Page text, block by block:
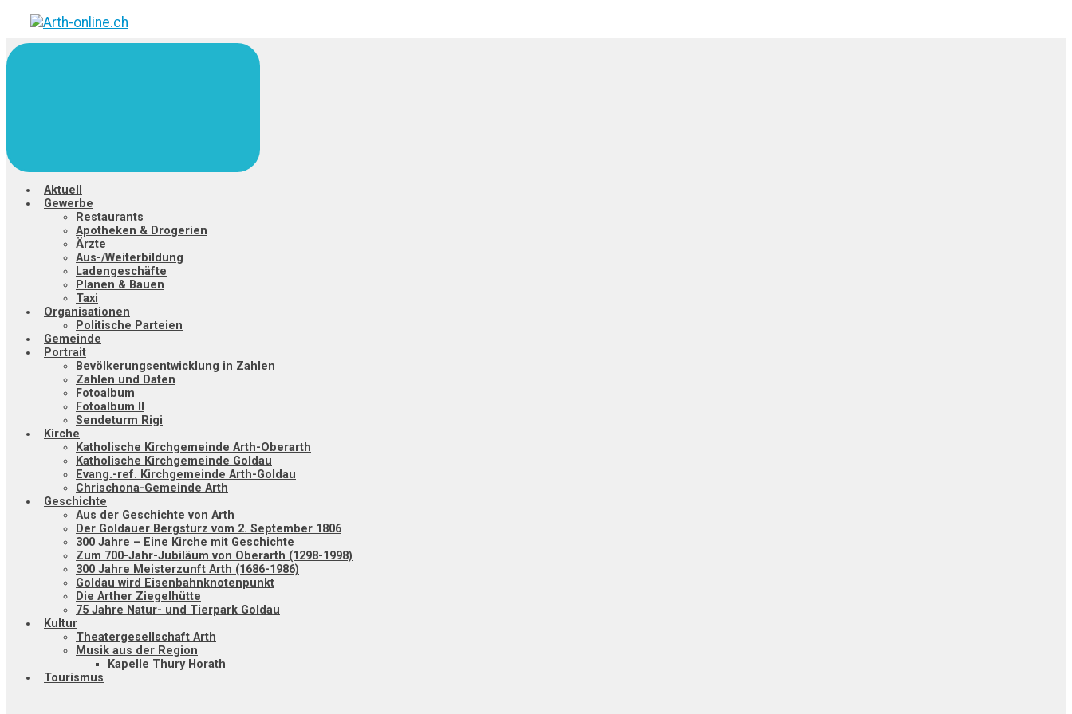
Zum
Hauptinhalt
springen
Aktuell
Gewerbe
Restaurants
Apotheken & Drogerien
Ärzte
Aus-/Weiterbildung
Ladengeschäfte
Planen & Bauen
Taxi
Organisationen
Politische Parteien
Gemeinde
Portrait
Bevölkerungsentwicklung in Zahlen
Zahlen und Daten
Fotoalbum
Fotoalbum II
Sendeturm Rigi
Kirche
Katholische Kirchgemeinde Arth-Oberarth
Katholische Kirchgemeinde Goldau
Evang.-ref. Kirchgemeinde Arth-Goldau
Chrischona-Gemeinde Arth
Geschichte
Aus der Geschichte von Arth
Der Goldauer Bergsturz vom 2. September 1806
300 Jahre – Eine Kirche mit Geschichte
Zum 700-Jahr-Jubiläum von Oberarth (1298-1998)
300 Jahre Meisterzunft Arth (1686-1986)
Goldau wird Eisenbahnknotenpunkt
Die Arther Ziegelhütte
75 Jahre Natur- und Tierpark Goldau
Kultur
Theatergesellschaft Arth
Musik aus der Region
Kapelle Thury Horath
Tourismus